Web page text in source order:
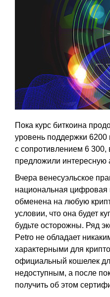
Пока курс биткоина
уровень поддержки 6200
с сопротивлением 6 300,
предложили интересную
Вчера венесуэльское
национальная цифровая
обменена на любую
условии, что она будет
будьте осторожны. Ряд
Petro не обладает
характерными для
официальный кошелек
недоступным, а после
получить об этом